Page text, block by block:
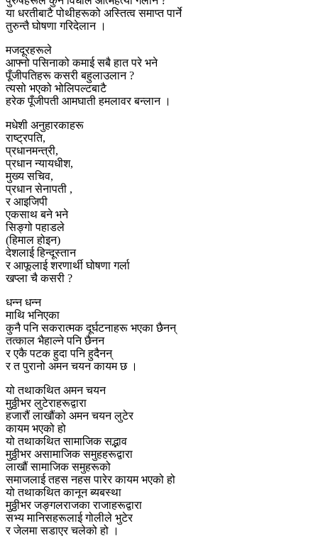
या धरतीबाटै पोथीहरूको अस्तित्व समाप्त पार्ने
तुरुन्तै घोषणा गरिदेलान ।
मजदूरहरूले
आफ्नो पसिनाको कमाई‌ सबै हात परे भने
पूँजीपतिहरू कसरी बहुलाउलान ?
त्यसो भएको भोलिपल्टबाटै
हरेक पूँजीपती आमघाती हमलावर बन्लान ।
मधेशी अनुहारकाहरू
राष्ट्रपति,
प्रधानमन्त्री,
प्रधान न्यायधीश,
मुख्य सचिव,
प्रधान सेनापती ,
र आइजिपी
एकसाथ बने भने
सिङ्गो पहाडले
(हिमाल होइन)
देशलाई हिन्दूस्तान
र आफूलाई शरणार्थी घोषणा गर्ला
खप्ला चै कसरी ?
धन्न धन्न
माथि भनिएका
कुनै पनि सकरात्मक दूर्घटनाहरू भएका छैनन्
तत्काल भैहाल्ने पनि छैनन
र एकै पटक हुदा पनि हुदैनन्
र त पुरानो अमन चयन कायम छ ।
यो तथाकथित अमन चयन
मुठ्ठीभर लुटेराहरूद्वारा
हजारौं लाखौंको अमन चयन लुटेर
कायम भएको हो
यो तथाकथित सामाजिक सद्भाव
मुठ्ठीभर असामाजिक समुहहरूद्वारा
लाखौं सामाजिक समुहरूको
समाजलाई तहस नहस पारेर कायम भएको हो
यो तथाकथित कानून ब्यबस्था
मुठ्ठीभर जङ्गलराजका राजाहरूद्वारा
सभ्य मानिसहरूलाई गोलीले भुटेर
र जेलमा‌ सडाएर चलेको हो ।